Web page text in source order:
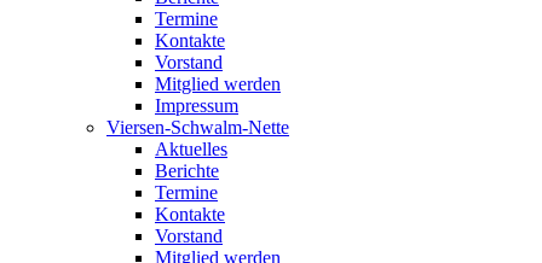
Termine
Kontakte
Vorstand
Mitglied werden
Impressum
Viersen-Schwalm-Nette
Aktuelles
Berichte
Termine
Kontakte
Vorstand
Mitglied werden